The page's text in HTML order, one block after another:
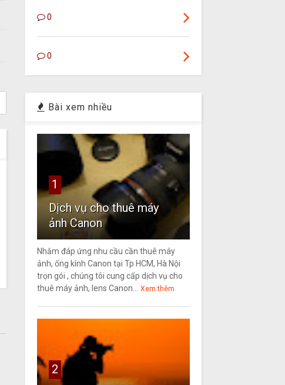
0
0
Bài xem nhiều
1
Dịch vụ cho thuê máy
ảnh Canon
Nhắm đáp ứng nhu cầu cần thuê máy
ảnh, ống kính Canon tại Tp HCM, Hà Nội
trọn gói , chúng tôi cung cấp dịch vụ cho
thuê máy ảnh, lens Canon... Xem thêm
2